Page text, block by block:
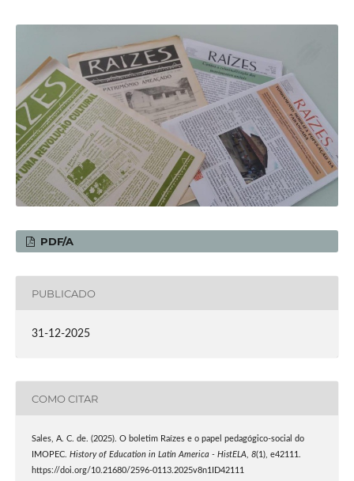
PDF/A
PUBLICADO
31-12-2025
COMO CITAR
Sales, A. C. de. (2025). O boletim Raízes e o papel pedagógico-social do
IMOPEC. History of Education in Latin America - HistELA, 8(1), e42111.
https://doi.org/10.21680/2596-0113.2025v8n1ID42111